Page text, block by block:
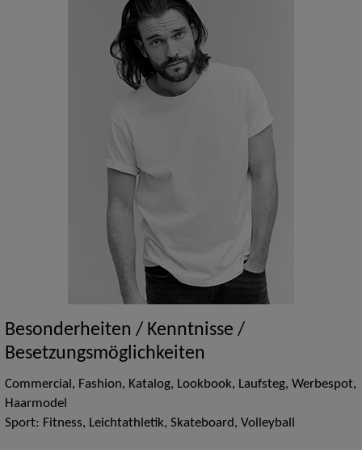
Besonderheiten / Kenntnisse /
Besetzungsmöglichkeiten
Commercial, Fashion, Katalog, Lookbook, Laufsteg, Werbespot,
Haarmodel
Sport: Fitness, Leichtathletik, Skateboard, Volleyball